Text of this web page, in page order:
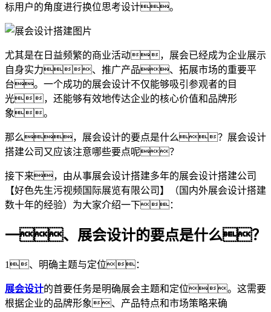
标用户的角度进行换位思考设计。
尤其是在日益频繁的商业活动，展会已经成为企业展示
自身实力、推广产品、拓展市场的重要平
台。一个成功的展会设计不仅能够吸引参观者的目
光，还能够有效地传达企业的核心价值和品牌形
象。
那么，展会设计的要点是什么？展会设计
搭建公司又应该注意哪些要点呢？
接下来，由从事展会设计搭建多年的展会设计搭建公司
【好色先生污视频国际展览有限公司】（国内外展会设计搭建
数十年的经验）为大家介绍一下：
一、展会设计的要点是什么？
1、明确主题与定位：
展会设计的首要任务是明确展会主题和定位。这需要
根据企业的品牌形象、产品特点和市场策略来确